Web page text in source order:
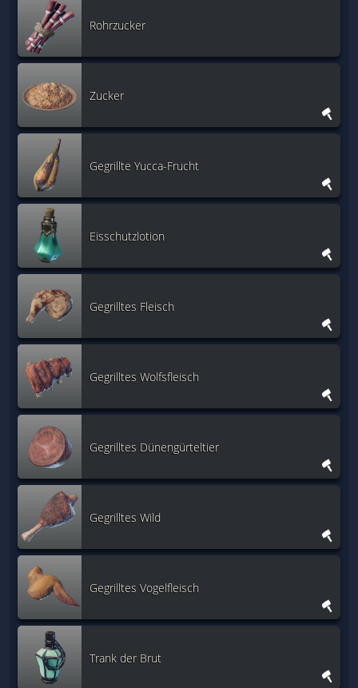
Rohrzucker
Zucker
Gegrillte Yucca-Frucht
Eisschutzlotion
Gegrilltes Fleisch
Gegrilltes Wolfsfleisch
Gegrilltes Dünengürteltier
Gegrilltes Wild
Gegrilltes Vogelfleisch
Trank der Brut